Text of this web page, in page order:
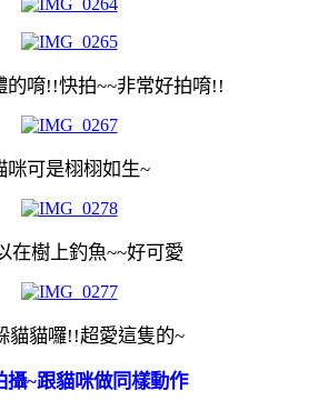
的唷!!快拍~~非常好拍唷!!
咪可是栩栩如生~
在樹上釣魚~~好可愛
貓貓囉!!超愛這隻的~
攝~跟貓咪做同樣動作